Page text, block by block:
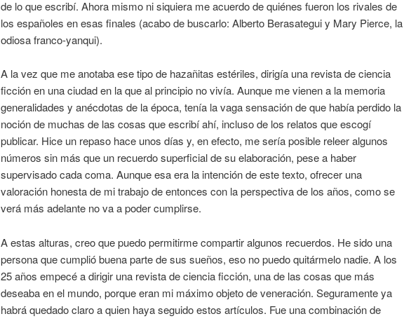
de lo que escribí. Ahora mismo ni siquiera me acuerdo de quiénes fueron los rivales de
los españoles en esas finales (acabo de buscarlo: Alberto Berasategui y Mary Pierce, la
odiosa franco-yanqui).
A la vez que me anotaba ese tipo de hazañitas estériles, dirigía una revista de ciencia
ficción en una ciudad en la que al principio no vivía. Aunque me vienen a la memoria
generalidades y anécdotas de la época, tenía la vaga sensación de que había perdido la
noción de muchas de las cosas que escribí ahí, incluso de los relatos que escogí
publicar. Hice un repaso hace unos días y, en efecto, me sería posible releer algunos
números sin más que un recuerdo superficial de su elaboración, pese a haber
supervisado cada coma. Aunque esa era la intención de este texto, ofrecer una
valoración honesta de mi trabajo de entonces con la perspectiva de los años, como se
verá más adelante no va a poder cumplirse.
A estas alturas, creo que puedo permitirme compartir algunos recuerdos. He sido una
persona que cumplió buena parte de sus sueños, eso no puedo quitármelo nadie. A los
25 años empecé a dirigir una revista de ciencia ficción, una de las cosas que más
deseaba en el mundo, porque eran mi máximo objeto de veneración. Seguramente ya
habrá quedado claro a quien haya seguido estos artículos. Fue una combinación de